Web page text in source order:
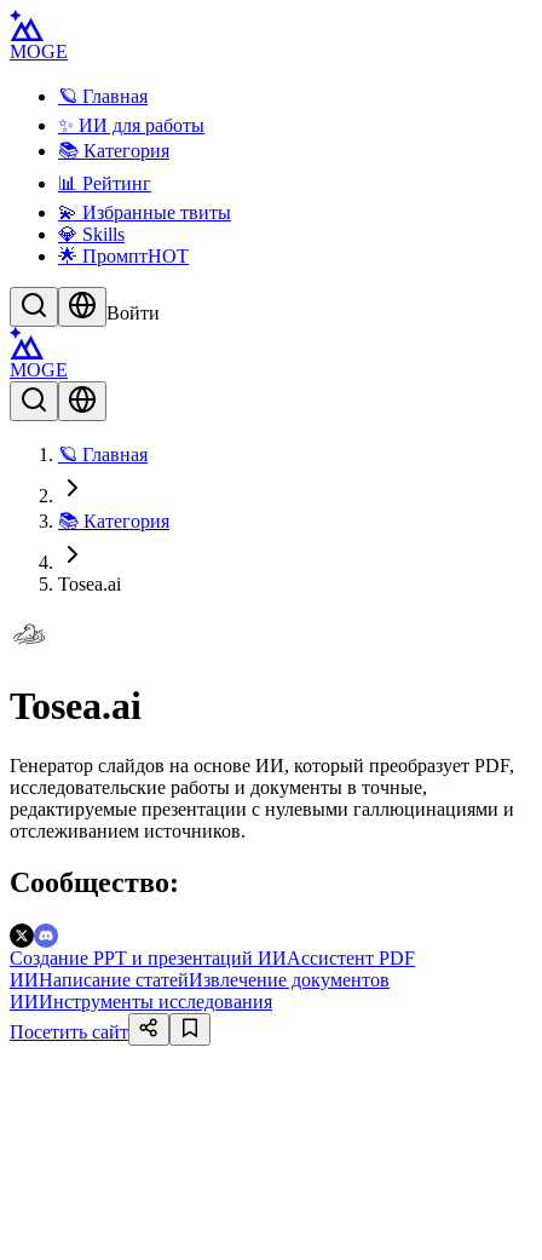
MOGE
🪐 Главная
✨ ИИ для работы
📚 Категория
📊 Рейтинг
💫 Избранные твиты
💎 Skills
🌟 ПромптHOT
Войти
MOGE
🪐 Главная
📚 Категория
Tosea.ai
Tosea.ai
Генератор слайдов на основе ИИ, который преобразует PDF,
исследовательские работы и документы в точные,
редактируемые презентации с нулевыми галлюцинациями и
отслеживанием источников.
Сообщество:
Создание PPT и презентаций ИИАссистент PDF
ИИНаписание статейИзвлечение документов
ИИИнструменты исследования
Посетить сайт